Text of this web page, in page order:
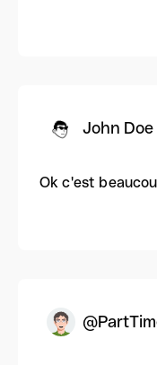
John Doe
Ok c'est